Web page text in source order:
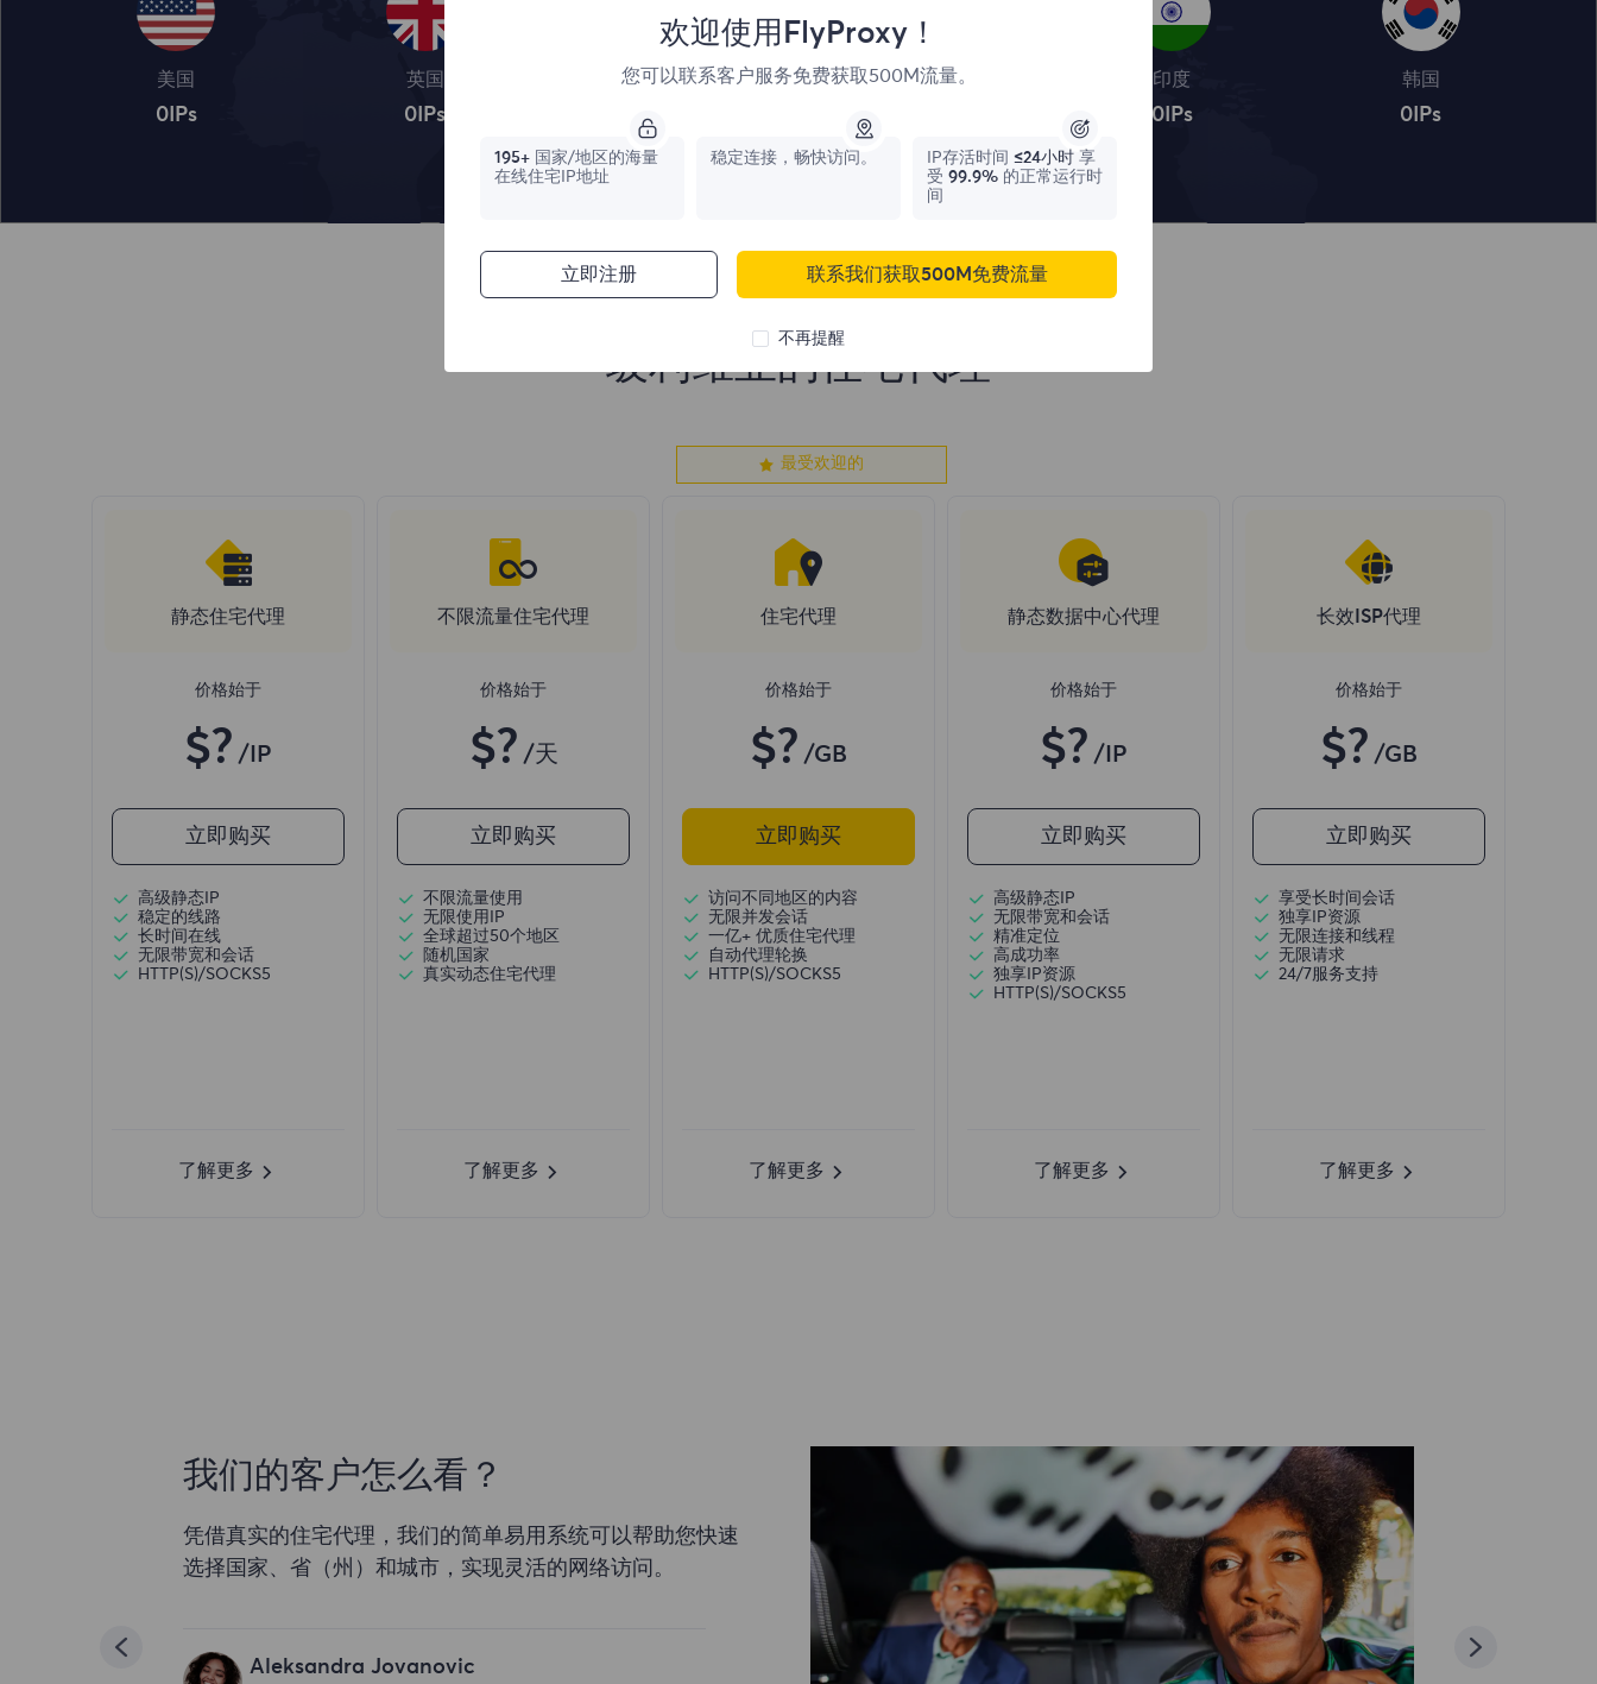
美国
0IPs
英国
0 IPs
法国 加拿大 印度
0IPs
韩国
0 IPs
玻利维亚的住宅代理
最受欢迎的
静态住宅代理
价格始于
$? /IP
立即购买
高级静态IP
稳定的线路
长时间在线
无限带宽和会话
HTTP(S)/SOCKS5
了解更多
不限流量住宅代理
价格始于
$? /天
立即购买
不限流量使用
无限使用IP
全球超过50个地区
随机国家
真实动态住宅代理
了解更多
住宅代理
价格始于
$? /GB
立即购买
访问不同地区的内容
无限并发会话
一亿+ 优质住宅代理
自动代理轮换
HTTP(S)/SOCKS5
了解更多
静态数据中心代理
价格始于
$? /IP
立即购买
高级静态IP
无限带宽和会话
精准定位
高成功率
独享IP资源
HTTP(S)/SOCKS5
了解更多
长效ISP代理
价格始于
$? /GB
立即购买
享受长时间会话
独享IP资源
无限连接和线程
无限请求
24/7服务支持
了解更多
我们的客户怎么看？
凭借真实的住宅代理，我们的简单易用系统可以帮助您快速
选择国家、省（州）和城市，实现灵活的网络访问。
Aleksandra Jovanovic
欢迎使用FlyProxy！
您可以联系客户服务免费获取500M流量。
195+ 国家/地区的海量
在线住宅IP地址
稳定连接，畅快访问。 IP存活时间 ≤24小时 享
受 99.9% 的正常运行时
间
立即注册 联系我们获取500M免费流量
不再提醒